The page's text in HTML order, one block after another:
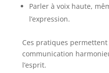
Parler à voix haute,
l’expression.
Ces pratiques
communication
l’esprit.